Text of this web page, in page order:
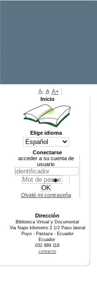
A- A A+
Inicio
Elige idioma
Conectarse
acceder a su cuenta de
usuario
Olvidé mi contraseña
Dirección
Biblioteca Virtual y Documental
Via Napo kilometro 2 1/2 Paso lateral
Puyo - Pastaza - Ecuador
Ecuador
032 889 118
contacto